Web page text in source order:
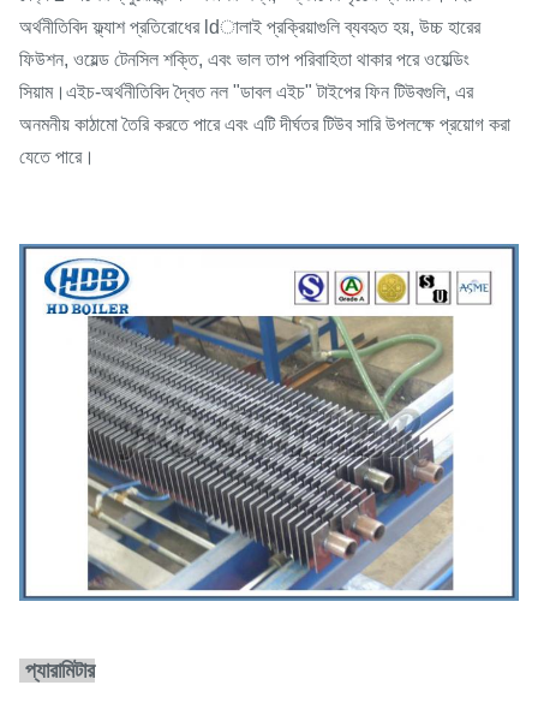
অর্থনীতিবিদ ফ্ল্যাশ প্রতিরোধের ldালাই প্রক্রিয়াগুলি ব্যবহৃত হয়, উচ্চ হারের
ফিউশন, ওয়েল্ড টেনসিল শক্তি, এবং ভাল তাপ পরিবাহিতা থাকার পরে ওয়েল্ডিং
সিয়াম।এইচ-অর্থনীতিবিদ দ্বৈত নল "ডাবল এইচ" টাইপের ফিন টিউবগুলি, এর
অনমনীয় কাঠামো তৈরি করতে পারে এবং এটি দীর্ঘতর টিউব সারি উপলক্ষে প্রয়োগ করা
যেতে পারে।
প্যারামিটার